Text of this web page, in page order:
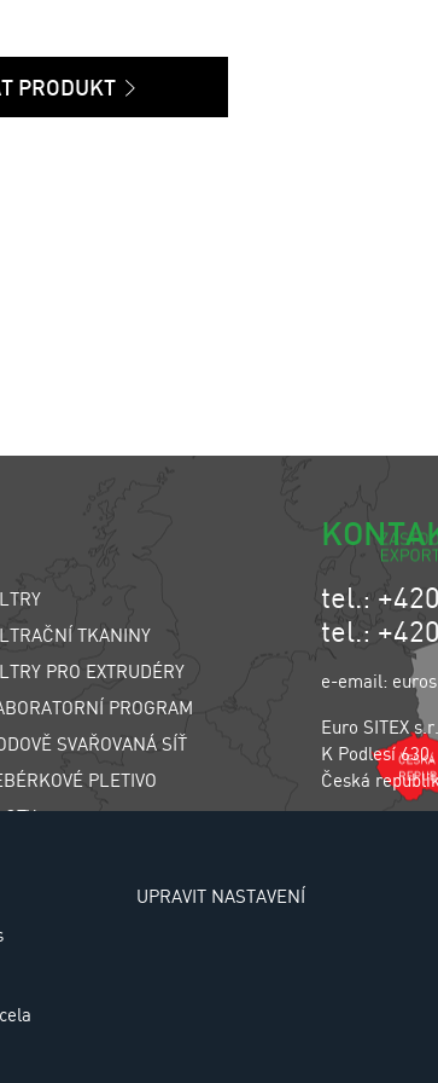
PRODUKT
TKANINY
PRO EXTRUDÉRY
PROGRAM
SVAŘOVANÁ SÍŤ
PLETIVO
PLETIVO
LIWELL
SPRINGS
tel.:
tel.:
e-email:
Euro SITEX
K Podlesí
Česká
UPRAVIT NASTAVENÍ